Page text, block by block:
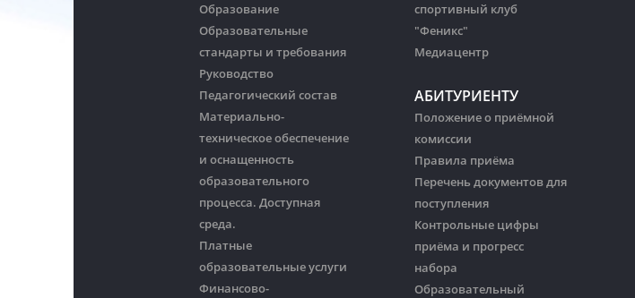
Образование
Образовательные
стандарты и требования
Руководство
Педагогический состав
Материально-
техническое обеспечение
и оснащенность
образовательного
процесса. Доступная
среда.
Платные
образовательные услуги
Финансово-
спортивный клуб
"Феникс"
Медиацентр
АБИТУРИЕНТУ
Положение о приёмной
комиссии
Правила приёма
Перечень документов для
поступления
Контрольные цифры
приёма и прогресс
набора
Образовательный